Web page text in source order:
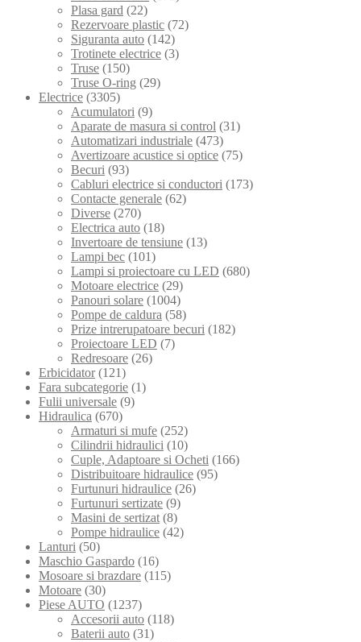
Plasa gard (22)
Rezervoare plastic (72)
Siguranta auto (142)
Trotinete electrice (3)
Truse (150)
Truse O-ring (29)
Electrice (3305)
Acumulatori (9)
Aparate de masura si control (31)
Automatizari industriale (473)
Avertizoare acustice si optice (75)
Becuri (93)
Cabluri electrice si conductori (173)
Contacte generale (62)
Diverse (270)
Electrica auto (18)
Invertoare de tensiune (13)
Lampi bec (101)
Lampi si proiectoare cu LED (680)
Motoare electrice (29)
Panouri solare (1004)
Pompe de caldura (58)
Prize intrerupatoare becuri (182)
Proiectoare LED (7)
Redresoare (26)
Erbicidator (121)
Fara subcategorie (1)
Fulii universale (9)
Hidraulica (670)
Armaturi si mufe (252)
Cilindrii hidraulici (10)
Cuple, Adaptoare si Ocheti (166)
Distribuitoare hidraulice (95)
Furtunuri hidraulice (26)
Furtunuri sertizate (9)
Masini de sertizat (8)
Pompe hidraulice (42)
Lanturi (50)
Maschio Gaspardo (16)
Mosoare si brazdare (115)
Motoare (30)
Piese AUTO (1237)
Accesorii auto (118)
Baterii auto (31)